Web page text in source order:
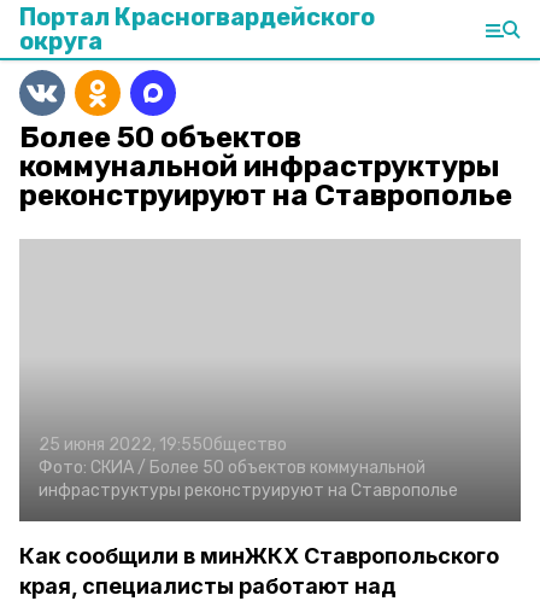
Портал Красногвардейского
округа
Более 50 объектов
коммунальной инфраструктуры
реконструируют на Ставрополье
25 июня 2022, 19:55Общество
Фото: СКИА / Более 50 объектов коммунальной
инфраструктуры реконструируют на Ставрополье
Как сообщили в минЖКХ Ставропольского
края, специалисты работают над